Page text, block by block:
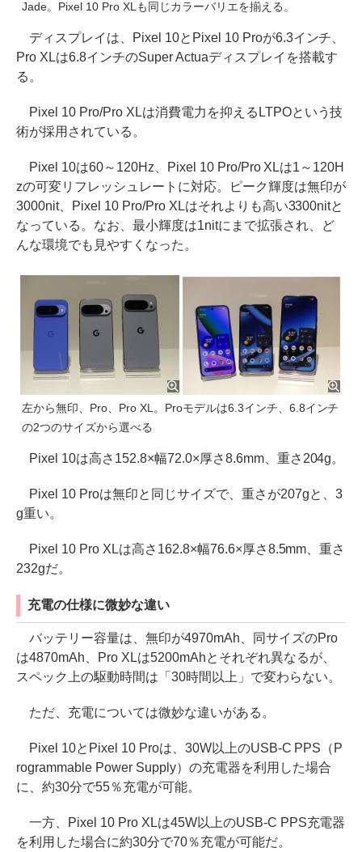
Jade。Pixel 10 Pro XLも同じカラーバリエを揃える。
ディスプレイは、Pixel 10とPixel 10 Proが6.3インチ、
Pro XLは6.8インチのSuper Actuaディスプレイを搭載す
る。
Pixel 10 Pro/Pro XLは消費電力を抑えるLTPOという技
術が採用されている。
Pixel 10は60～120Hz、Pixel 10 Pro/Pro XLは1～120H
zの可変リフレッシュレートに対応。ピーク輝度は無印が
3000nit、Pixel 10 Pro/Pro XLはそれよりも高い3300nitと
なっている。なお、最小輝度は1nitにまで拡張され、ど
んな環境でも見やすくなった。
左から無印、Pro、Pro XL。Proモデルは6.3インチ、6.8インチ
の2つのサイズから選べる
Pixel 10は高さ152.8×幅72.0×厚さ8.6mm、重さ204g。
Pixel 10 Proは無印と同じサイズで、重さが207gと、3
g重い。
Pixel 10 Pro XLは高さ162.8×幅76.6×厚さ8.5mm、重さ
232gだ。
充電の仕様に微妙な違い
バッテリー容量は、無印が4970mAh、同サイズのPro
は4870mAh、Pro XLは5200mAhとそれぞれ異なるが、
スペック上の駆動時間は「30時間以上」で変わらない。
ただ、充電については微妙な違いがある。
Pixel 10とPixel 10 Proは、30W以上のUSB-C PPS（P
rogrammable Power Supply）の充電器を利用した場合
に、約30分で55％充電が可能。
一方、Pixel 10 Pro XLは45W以上のUSB-C PPS充電器
を利用した場合に約30分で70％充電が可能だ。